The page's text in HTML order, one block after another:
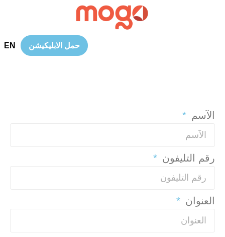
حمل الابليكيشن EN
الآسم
رقم التليفون
العنوان